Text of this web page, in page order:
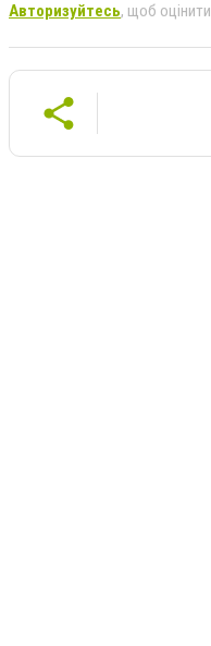
Авторизуйтесь, щоб оцінити